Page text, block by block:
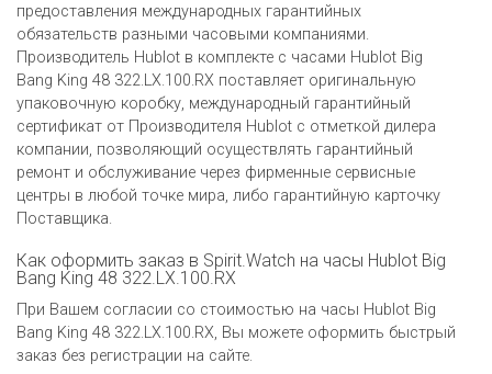
предоставления международных гарантийных
обязательств разными часовыми компаниями.
Производитель Hublot в комплекте с часами Hublot Big
Bang King 48 322.LX.100.RX поставляет оригинальную
упаковочную коробку, международный гарантийный
сертификат от Производителя Hublot c отметкой дилера
компании, позволяющий осуществлять гарантийный
ремонт и обслуживание через фирменные сервисные
центры в любой точке мира, либо гарантийную карточку
Поставщика.
Как оформить заказ в Spirit.Watch на часы Hublot Big
Bang King 48 322.LX.100.RX
При Вашем согласии со стоимостью на часы Hublot Big
Bang King 48 322.LX.100.RX, Вы можете оформить быстрый
заказ без регистрации на сайте.